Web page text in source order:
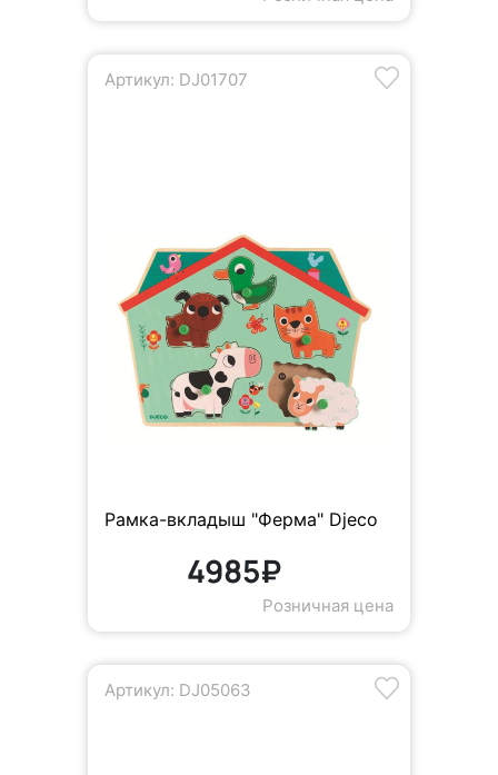
Артикул: DJ01707
Рамка-вкладыш "Ферма" Djeco
4985₽
Розничная цена
Артикул: DJ05063